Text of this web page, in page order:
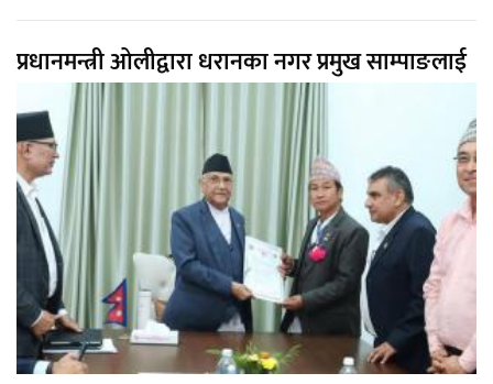
प्रधानमन्त्री ओलीद्वारा धरानका नगर प्रमुख साम्पाङलाई